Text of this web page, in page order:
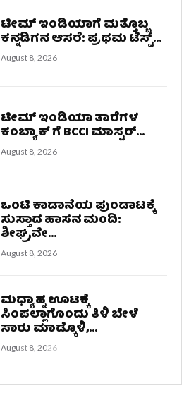
ಟೀಮ್ ಇಂಡಿಯಾಗೆ ಮತ್ತೊಬ್ಬ
ಕನ್ನಡಿಗನ ಆಸರೆ: ಪ್ರಥಮ ಟೆಸ್ಟ್...
August 8, 2026
ಟೀಮ್ ಇಂಡಿಯಾ ತಾರೆಗಳ
ಕಂಬ್ಯಾಕ್ ಗೆ BCCI ಮಾಸ್ಟರ್...
August 8, 2026
ಒಂಟಿ ಕಾಡಾನೆಯ ಪುಂಡಾಟಕ್ಕೆ
ಸುಸ್ತಾದ ಹಾಸನ ಮಂದಿ:
ಶೀಘ್ರವೇ...
August 8, 2026
ಮಧ್ಯಾಹ್ನ ಊಟಕ್ಕೆ
ಸಿಂಪಲ್ಲಾಗೊಂದು ತಿಳಿ ಬೇಳೆ
ಸಾರು ಮಾಡ್ಕೊಳಿ,...
August 8, 2026